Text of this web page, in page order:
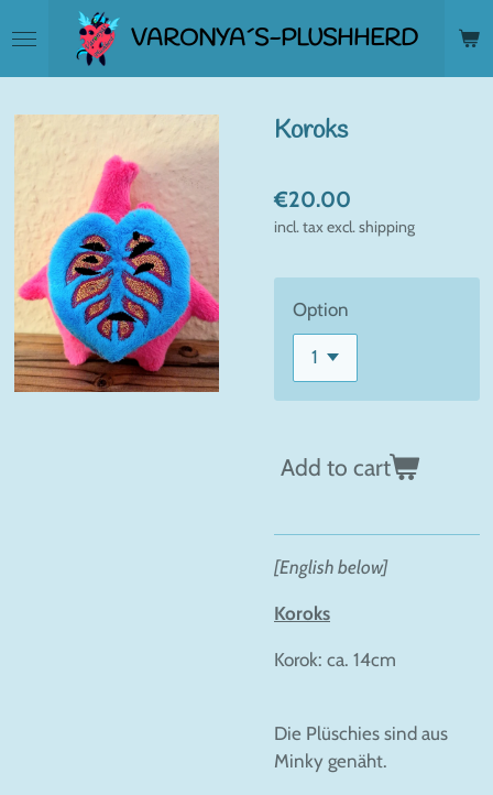
to
main
VARONYA´S-PLUSHHERD
Koroks
€20.00
incl. tax excl. shipping
Option
Add to cart
[English below]
Koroks
Korok: ca. 14cm
Die Plüschies sind aus
Minky genäht.